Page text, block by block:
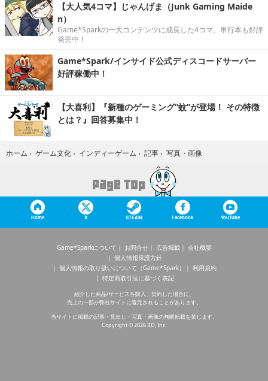
【大人気4コマ】じゃんげま（Junk Gaming Maide
n）
Game*Sparkの一大コンテンツに成長した4コマ。単行本も好評
発売中！
Game*Spark/インサイド公式ディスコードサーバー
好評稼働中！
【大喜利】『新種のゲーミング“蚊”が登場！ その特徴
とは？』回答募集中！
ホーム › ゲーム文化 › インディーゲーム › 記事 › 写真・画像
Home X STEAM Facebook YouTube
Game*Sparkについて お問合せ 広告掲載
会社概要
個人情報保護方針
個人情報の取り扱いについて（Game*Spark）
利用規約
特定商取引法に基づく表記
紹介した商品/サービスを購入、契約した場合に、
売上の一部が弊社サイトに還元されることがあります。
当サイトに掲載の記事・見出し・写真・画像の無断転載を禁じます。
Copyright © 2026 IID, Inc.